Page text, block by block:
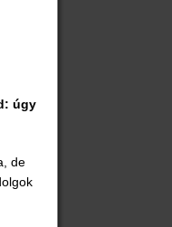
úgy
de